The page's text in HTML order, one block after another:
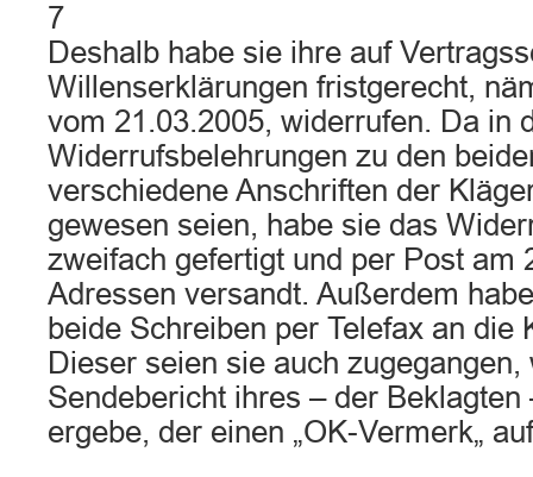
7
Deshalb habe sie ihre auf
Willenserklärungen fristgerecht,
vom 21.03.2005, widerrufen. Da in
Widerrufsbelehrungen zu den
verschiedene Anschriften der
gewesen seien, habe sie das
zweifach gefertigt und per Post am
Adressen versandt. Außerdem
beide Schreiben per Telefax an die
Dieser seien sie auch
Sendebericht ihres – der Beklagten
ergebe, der einen „OK-Vermerk„